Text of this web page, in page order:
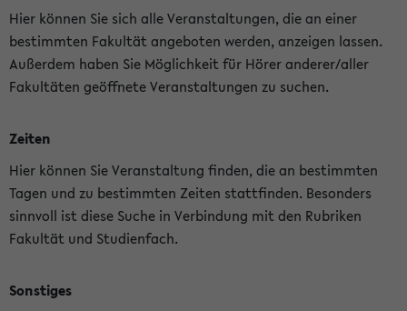
Hier können Sie sich alle Veranstaltungen, die an einer
bestimmten Fakultät angeboten werden, anzeigen lassen.
Außerdem haben Sie Möglichkeit für Hörer anderer/aller
Fakultäten geöffnete Veranstaltungen zu suchen.
Zeiten
Hier können Sie Veranstaltung finden, die an bestimmten
Tagen und zu bestimmten Zeiten stattfinden. Besonders
sinnvoll ist diese Suche in Verbindung mit den Rubriken
Fakultät und Studienfach.
Sonstiges